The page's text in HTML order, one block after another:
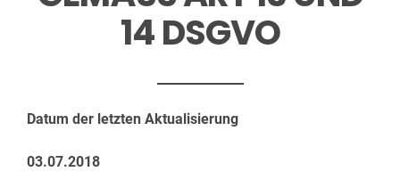
14 DSGVO
Datum der letzten Aktualisierung
03.07.2018